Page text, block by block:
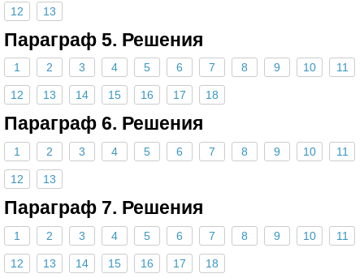
12 13
Параграф 5. Решения
1 2 3 4 5 6 7 8 9 10 11
12 13 14 15 16 17 18
Параграф 6. Решения
1 2 3 4 5 6 7 8 9 10 11
12 13
Параграф 7. Решения
1 2 3 4 5 6 7 8 9 10 11
12 13 14 15 16 17 18